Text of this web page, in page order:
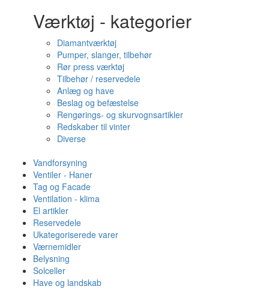
Værktøj - kategorier
Diamantværktøj
Pumper, slanger, tilbehør
Rør press værktøj
Tilbehør / reservedele
Anlæg og have
Beslag og befæstelse
Rengørings- og skurvognsartikler
Redskaber til vinter
Diverse
Vandforsyning
Ventiler - Haner
Tag og Facade
Ventilation - klima
El artikler
Reservedele
Ukategoriserede varer
Værnemidler
Belysning
Solceller
Have og landskab